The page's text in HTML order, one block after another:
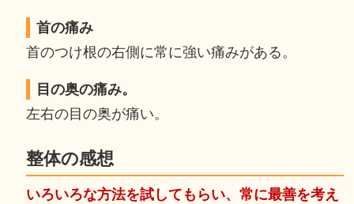
首の痛み
首のつけ根の右側に常に強い痛みがある。
目の奥の痛み。
左右の目の奥が痛い。
整体の感想
いろいろな方法を試してもらい、常に最善を考え